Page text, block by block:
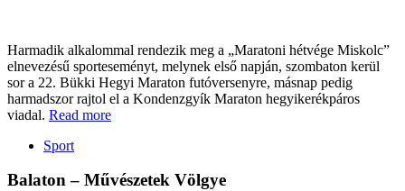
Harmadik alkalommal rendezik meg a „Maratoni hétvége Miskolc”
elnevezésű sporteseményt, melynek első napján, szombaton kerül
sor a 22. Bükki Hegyi Maraton futóversenyre, másnap pedig
harmadszor rajtol el a Kondenzgyík Maraton hegyikerékpáros
viadal. Read more
Sport
Balaton – Művészetek Völgye